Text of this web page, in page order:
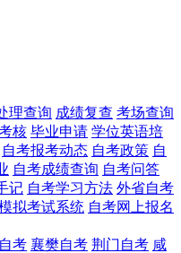
理查询 成绩复查 考场查询
核 毕业申请 学位英语培
自考报考动态 自考政策 自
自考成绩查询 自考问答
记 自考学习方法 外省自考
拟考试系统 自考网上报名
考 襄樊自考 荆门自考 咸